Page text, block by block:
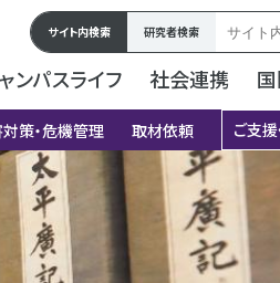
サイト内検索 研究者検索
ンパスライフ 社会連携
策・危機管理 取材依頼 ご支